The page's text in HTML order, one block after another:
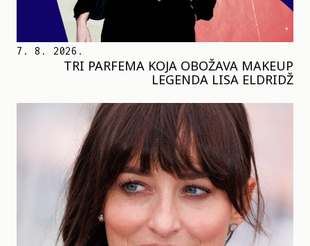
7. 8. 2026.
TRI PARFEMA KOJA OBOŽAVA MAKEUP
LEGENDA LISA ELDRIDŽ